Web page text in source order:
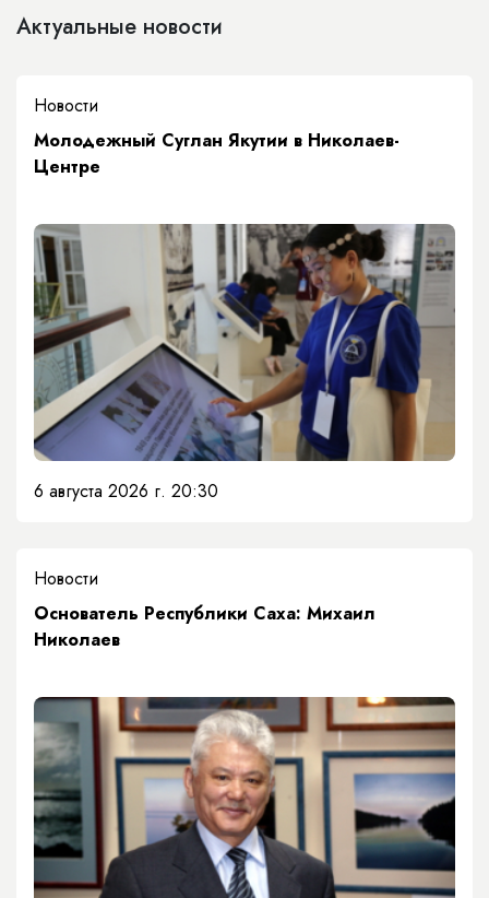
Актуальные новости
Новости
Молодежный Суглан Якутии в Николаев-
Центре
6 августа 2026 г. 20:30
Новости
Основатель Республики Саха: Михаил
Николаев